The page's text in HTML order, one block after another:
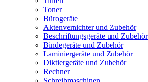
Toner
Bürogeräte
Aktenvernichter und Zubehör
Beschriftungsgeräte und Zubehör
Bindegeräte und Zubehör
Laminiergeräte und Zubehör
Diktiergeräte und Zubehör
Rechner